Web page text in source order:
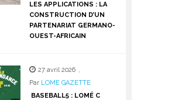
LES APPLICATIONS : LA
CONSTRUCTION D’UN
PARTENARIAT GERMANO-
OUEST-AFRICAIN
27 avril 2026 ,
Par LOME GAZETTE
BASEBALL5 : LOMÉ C